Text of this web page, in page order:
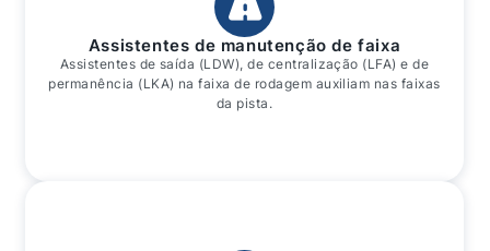
Assistentes de manutenção de faixa
Assistentes de saída (LDW), de centralização (LFA) e de
permanência (LKA) na faixa de rodagem auxiliam nas faixas
da pista.